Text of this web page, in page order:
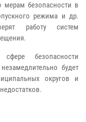
мерам безопасности в
режима и др.
работу систем
безопасности
будет
округов и